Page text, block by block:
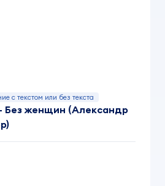
с текстом или без текста
Без женщин (Александр